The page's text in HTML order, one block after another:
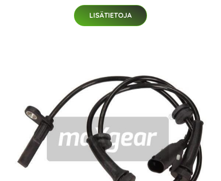
LISÄTIETOJA